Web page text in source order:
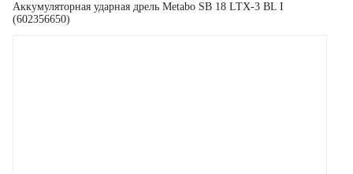
Аккумуляторная ударная дрель Metabo SB 18 LTX-3 BL I
(602356650)